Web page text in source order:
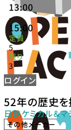
13:00
-
15:00
定員
5
残り
3
ログイン
52年の歴史を
日鉄ケミカル＆
その他メーカー